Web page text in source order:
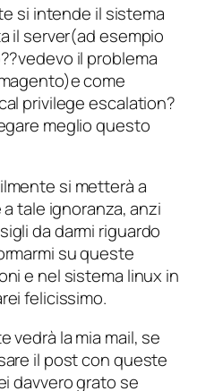
si intende il sistema
il server(ad esempio
il problema
come
privilege escalation?
meglio questo
si metterà a
tale ignoranza, anzi
da darmi riguardo
su queste
e nel sistema linux in
felicissimo.
vedrà la mia mail, se
il post con queste
davvero grato se